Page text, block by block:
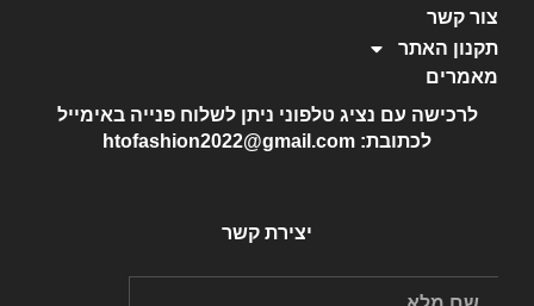
צור קשר
תקנון האתר
מאמרים
לרכישה עם נציג טלפוני ניתן לשלוח פנייה באימייל
לכתובת: htofashion2022@gmail.com
יצירת קשר